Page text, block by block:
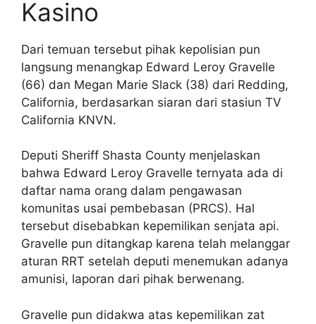
Kasino
Dari temuan tersebut pihak kepolisian pun
langsung menangkap Edward Leroy Gravelle
(66) dan Megan Marie Slack (38) dari Redding,
California, berdasarkan siaran dari stasiun TV
California KNVN.
Deputi Sheriff Shasta County menjelaskan
bahwa Edward Leroy Gravelle ternyata ada di
daftar nama orang dalam pengawasan
komunitas usai pembebasan (PRCS). Hal
tersebut disebabkan kepemilikan senjata api.
Gravelle pun ditangkap karena telah melanggar
aturan RRT setelah deputi menemukan adanya
amunisi, laporan dari pihak berwenang.
Gravelle pun didakwa atas kepemilikan zat